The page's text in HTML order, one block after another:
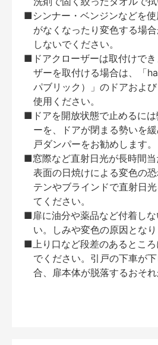
■シンナー・ベンジンなどを
がなくなったり変色する場
しないでください。
■ドアクローザーは取付けで
ザーを取付ける場合は、「
パブリック）」のドアおよ
使用ください。
■ドアを開放状態で止めるに
ーを、ドアが閉まる勢いを
戸ダンパーをお勧めします。
■窓際など直射日光が長時間当
表面の日焼けによる変色の
テンやブラインドで直射日
てください。
■扉に油分や薬品など付着しな
い。しみや変色の原因となり
■上り口など段差のあるとこ
でください。引戸の下車が
合、扉本体が脱落するおそれ